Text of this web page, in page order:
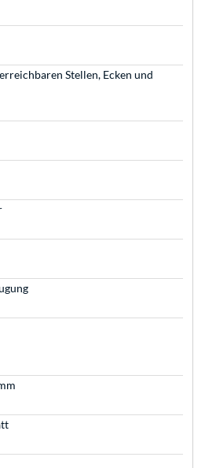
Stellen, Ecken und